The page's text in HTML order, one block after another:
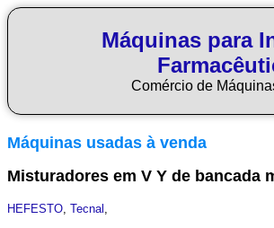
Máquinas para
Comércio de
Máquinas usadas à venda
Misturadores em V Y de bancada
HEFESTO, Tecnal ,